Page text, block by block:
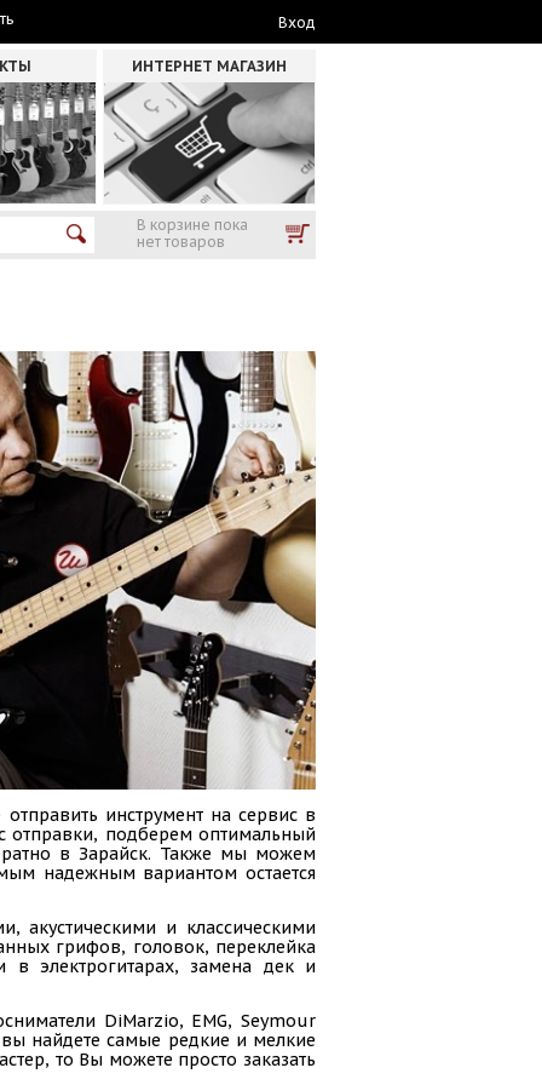
Вход
ИНТЕРНЕТ МАГАЗИН
В корзине пока
нет товаров
инструмент на сервис в
отправки, подберем оптимальный
в Зарайск. Также мы можем
надежным вариантом остается
акустическими и классическими
грифов, головок, переклейка
в электрогитарах, замена дек и
DiMarzio, EMG, Seymour
найдете самые редкие и мелкие
то Вы можете просто заказать